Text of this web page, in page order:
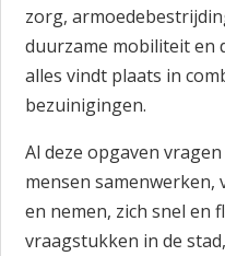
zorg,
duurzame mobiliteit en
alles vindt plaats in
bezuinigingen.
Al deze opgaven
mensen
en nemen, zich snel en
vraagstukken in de